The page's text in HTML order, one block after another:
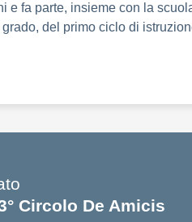
e fa parte, insieme con la
grado, del primo ciclo di
Circolo De Amicis